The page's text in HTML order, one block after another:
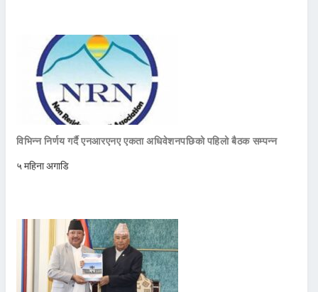
विभिन्न निर्णय गर्दै एनआरएनए एकता अधिवेशनपछिको पहिलो बैठक सम्पन्न
५ महिना अगाडि